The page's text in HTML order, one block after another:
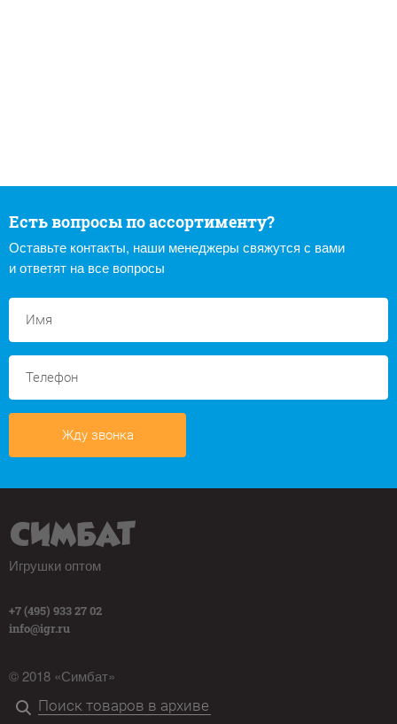
Есть вопросы по ассортименту?
Оставьте контакты, наши менеджеры свяжутся с вами
и ответят на все вопросы
Жду звонка
Игрушки оптом
+7 (495) 933 27 02
info@igr.ru
© 2018 «Симбат»